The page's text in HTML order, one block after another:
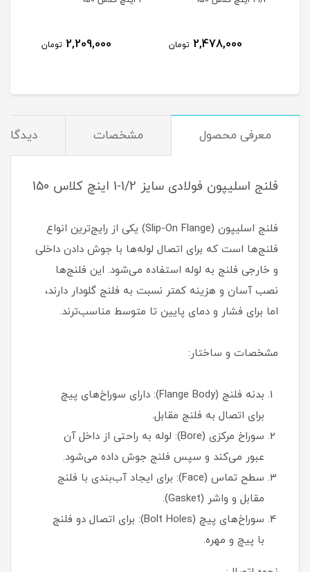
2,478,000 تومان 2,209,000 تومان
معرفی محصول مشخصات
فلنج اسلیپون فولادی سایز 1/2-1 اینچ کلاس 150
فلنج اسلیپون (Slip-On Flange) یکی از رایج‌ترین انواع
فلنج‌ها است که برای اتصال لوله‌ها با جوش دادن داخلی
و خارجی فلنج به لوله استفاده می‌شود. این فلنج‌ها
نصب آسان و هزینه کمتر نسبت به فلنج گلودار دارند،
اما برای فشار و دمای پایین تا متوسط مناسب‌ترند.
مشخصات و ساختار:
بدنه فلنج (Flange Body): دارای سوراخ‌های پیچ
برای اتصال به فلنج مقابل.
سوراخ مرکزی (Bore): لوله به راحتی از داخل آن
عبور می‌کند و سپس فلنج جوش داده می‌شود.
سطح تماس (Face): برای ایجاد آب‌بندی با فلنج
مقابل و واشر (Gasket).
سوراخ‌های پیچ (Bolt Holes): برای اتصال دو فلنج
با پیچ و مهره.